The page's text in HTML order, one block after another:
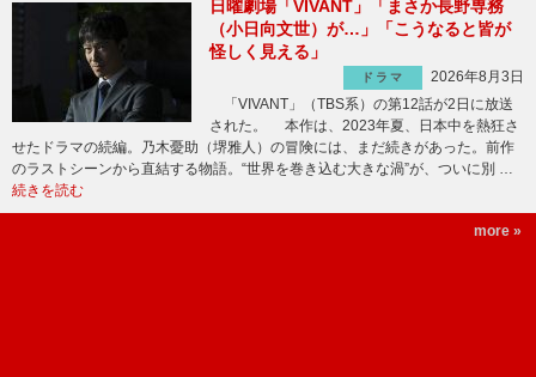
日曜劇場「VIVANT」「まさか長野専務
（小日向文世）が…」「こうなると皆が
怪しく見える」
ドラマ
2026年8月3日
「VIVANT」（TBS系）の第12話が2日に放送
された。 本作は、2023年夏、日本中を熱狂さ
せたドラマの続編。乃木憂助（堺雅人）の冒険には、まだ続きがあった。前作
のラストシーンから直結する物語。“世界を巻き込む大きな渦”が、ついに別 …
続きを読む
more »